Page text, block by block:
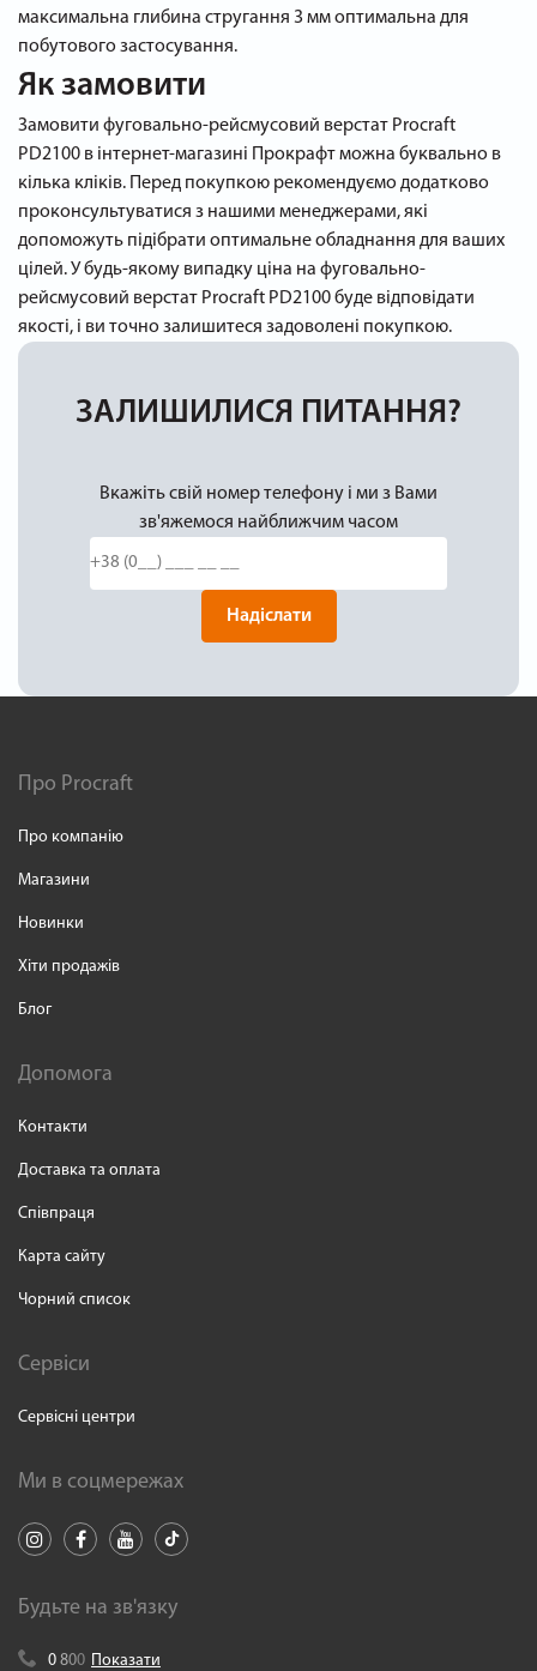
максимальна глибина стругання 3 мм оптимальна для
побутового застосування.
Як замовити
Замовити фуговально-рейсмусовий верстат Procraft
PD2100 в інтернет-магазині Прокрафт можна буквально в
кілька кліків. Перед покупкою рекомендуємо додатково
проконсультуватися з нашими менеджерами, які
допоможуть підібрати оптимальне обладнання для ваших
цілей. У будь-якому випадку ціна на фуговально-
рейсмусовий верстат Procraft PD2100 буде відповідати
якості, і ви точно залишитеся задоволені покупкою.
ЗАЛИШИЛИСЯ ПИТАННЯ?
Вкажіть свій номер телефону і ми з Вами
зв'яжемося найближчим часом
Надіслати
Про Procraft
Про компанію
Магазини
Новинки
Хіти продажів
Блог
Допомога
Контакти
Доставка та оплата
Співпраця
Карта сайту
Чорний список
Сервіси
Сервісні центри
Ми в соцмережах
Будьте на зв'язку
0 800 Показати